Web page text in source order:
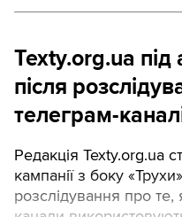
Texty.org.ua
після
телеграм-
Редакція Texty.org.ua
кампанії з боку
розслідування про те,